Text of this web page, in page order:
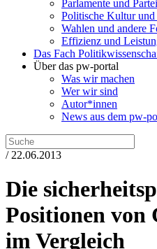
Parlamente und
Politische Kultur
Wahlen und andere
Effizienz und
Das Fach
Über das pw-portal
Was wir machen
Wer wir sind
Autor*innen
News aus dem pw-
/ 22.06.2013
Die
Positionen von
im Vergleich